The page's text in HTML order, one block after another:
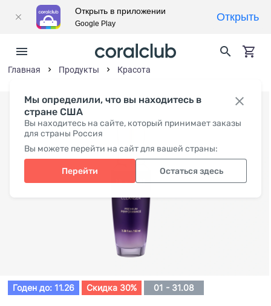
Мы определили, что вы находитесь в
стране США
Вы находитесь на сайте, который принимает заказы
для страны Россия
Вы можете перейти на сайт для вашей страны:
Перейти Остаться здесь
Главная Продукты Красота
Годен до: 11.26 Скидка 30% 01 - 31.08
Открыть в приложении
Google Play
Открыть